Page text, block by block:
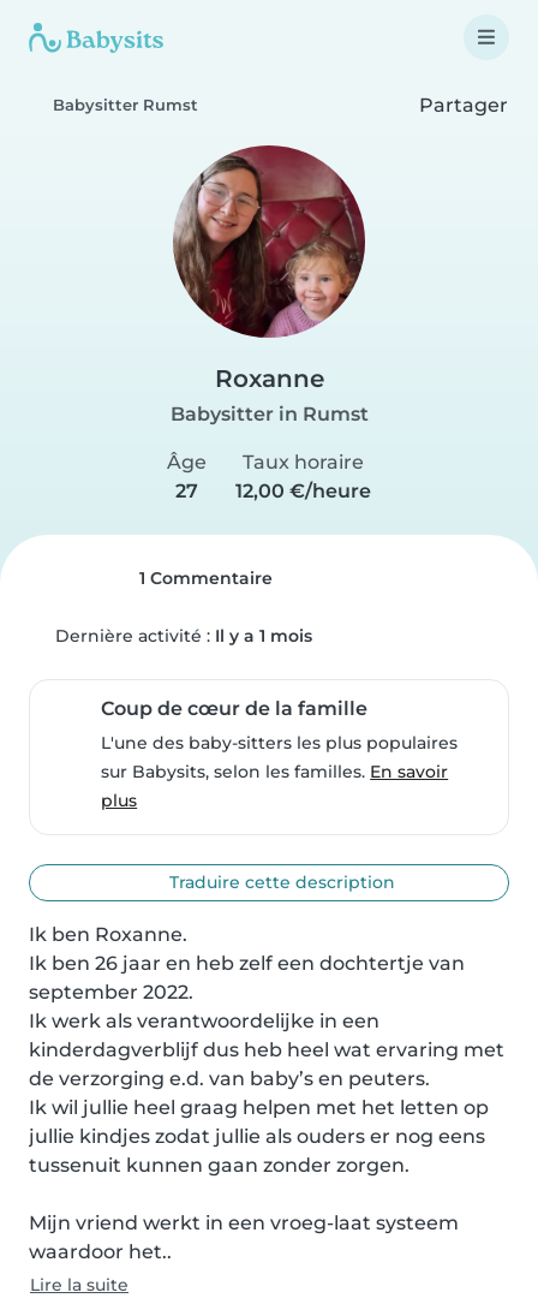
Babysitter Rumst Partager
Roxanne
Babysitter in Rumst
Âge
27
Taux horaire
12,00 €/heure
1 Commentaire
Dernière activité : Il y a 1 mois
Coup de cœur de la famille
L'une des baby-sitters les plus populaires
sur Babysits, selon les familles. En savoir
plus
Traduire cette description
Ik ben Roxanne.
Ik ben 26 jaar en heb zelf een dochtertje van
september 2022.
Ik werk als verantwoordelijke in een
kinderdagverblijf dus heb heel wat ervaring met
de verzorging e.d. van baby’s en peuters.
Ik wil jullie heel graag helpen met het letten op
jullie kindjes zodat jullie als ouders er nog eens
tussenuit kunnen gaan zonder zorgen.
Mijn vriend werkt in een vroeg-laat systeem
waardoor het..
Lire la suite